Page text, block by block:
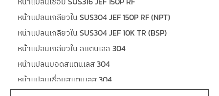
หน้าแปลนเกลียวใน SUS304 JEF 150P RF (NPT)
หน้าแปลนเกลียวใน SUS304 JEF 10K TR (BSP)
หน้าแปลนเกลียวใน สแตนเลส 304
หน้าแปลนบอดสแตนเลส 304
หน้าแปลนเชื่อมสแตนเลส 304